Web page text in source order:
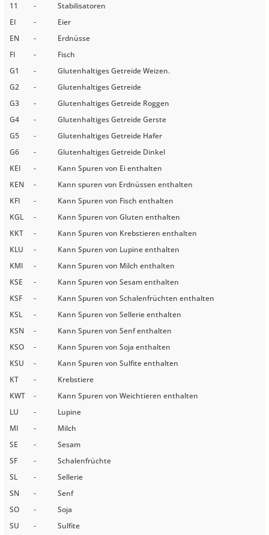
11
-
Stabilisatoren
EI
-
Eier
EN
-
Erdnüsse
FI
-
Fisch
G1
-
Glutenhaltiges Getreide Weizen.
G2
-
Glutenhaltiges Getreide
G3
-
Glutenhaltiges Getreide Roggen
G4
-
Glutenhaltiges Getreide Gerste
G5
-
Glutenhaltiges Getreide Hafer
G6
-
Glutenhaltiges Getreide Dinkel
KEI
-
Kann Spuren von Ei enthalten
KEN
-
Kann spuren von Erdnüssen enthalten
KFI
-
Kann Spuren von Fisch enthalten
KGL
-
Kann Spuren von Gluten enthalten
KKT
-
Kann Spuren von Krebstieren enthalten
KLU
-
Kann Spuren von Lupine enthalten
KMI
-
Kann Spuren von Milch enthalten
KSE
-
Kann Spuren von Sesam enthalten
KSF
-
Kann Spuren von Schalenfrüchten enthalten
KSL
-
Kann Spuren von Sellerie enthalten
KSN
-
Kann Spuren von Senf enthalten
KSO
-
Kann Spuren von Soja enthalten
KSU
-
Kann Spuren von Sulfite enthalten
KT
-
Krebstiere
KWT
-
Kann Spuren von Weichtieren enthalten
LU
-
Lupine
MI
-
Milch
SE
-
Sesam
SF
-
Schalenfrüchte
SL
-
Sellerie
SN
-
Senf
SO
-
Soja
SU
- Sulfite